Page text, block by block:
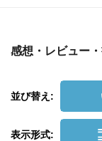
感想・レビュー
並び替え:
表示形式: